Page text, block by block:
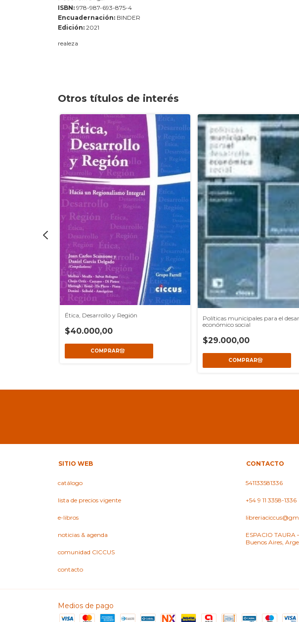
ISBN: 978-987-693-875-4
Encuadernación: BINDER
Edición: 2021
realeza
Otros títulos de interés
Ética, Desarrollo y Región
$40.000,00
Políticas municipales para el
económico social
$29.000,00
SITIO WEB
catálogo
lista de precios vigente
e-libros
noticias & agenda
comunidad CICCUS
contacto
CONTACTO
541133581336
+54 9 11 3358-1336
ESPACIO TAURA
Buenos Aires,
Medios de pago